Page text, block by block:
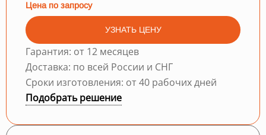
Цена по запросу
УЗНАТЬ ЦЕНУ
Гарантия: от 12 месяцев
Доставка: по всей России и СНГ
Сроки изготовления: от 40 рабочих дней
Подобрать решение